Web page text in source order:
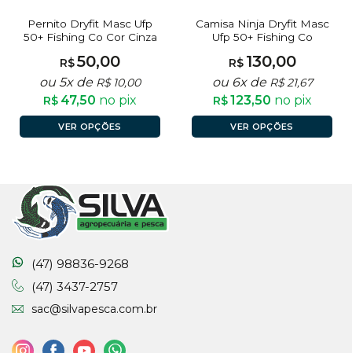
Pernito Dryfit Masc Ufp
50+ Fishing Co Cor Cinza
R$50,00
ou 5x de R$ 10,00
R$ 47,50 no pix
VER OPÇÕES
Camisa Ninja Dryfit Masc
Ufp 50+ Fishing Co
R$ 130,00
ou 6x de R$21,67
R$123,50 no pix
VER OPÇÕES
(47) 98836-9268
(47) 3437-2757
sac@silvapesca.com.br